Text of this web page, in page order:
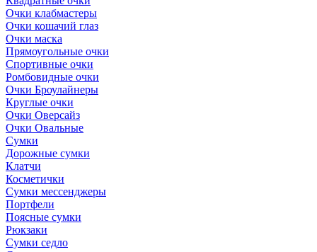
Очки клабмастеры
Очки кошачий глаз
Очки маска
Прямоугольные очки
Спортивные очки
Ромбовидные очки
Очки Броулайнеры
Круглые очки
Очки Оверсайз
Очки Овальные
Сумки
Дорожные сумки
Клатчи
Косметички
Сумки мессенджеры
Портфели
Поясные сумки
Рюкзаки
Сумки седло